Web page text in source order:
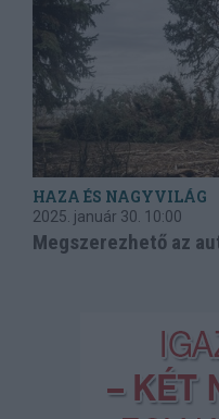
HAZA ÉS NAGYVILÁG
2025. január 30. 10:00
Megszerezhető az